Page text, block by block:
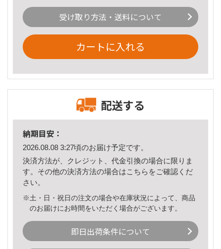
受け取り方法・送料について
カートに入れる
配送する
納期目安：
2026.08.08 3:27頃のお届け予定です。
決済方法が、クレジット、代金引換の場合に限りま
す。その他の決済方法の場合はこちら をご確認くだ
さい。
※土・日・祝日の注文の場合や在庫状況によって、商品
のお届けにお時間をいただく場合がございます。
即日出荷条件について